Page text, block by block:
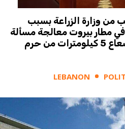
وزارة الزراعة بسبب
في مطار بيروت معالجة مسألة
المزارع والمسالخ ضمن شعاع 5 كيلومترات من حرم
LEBANON